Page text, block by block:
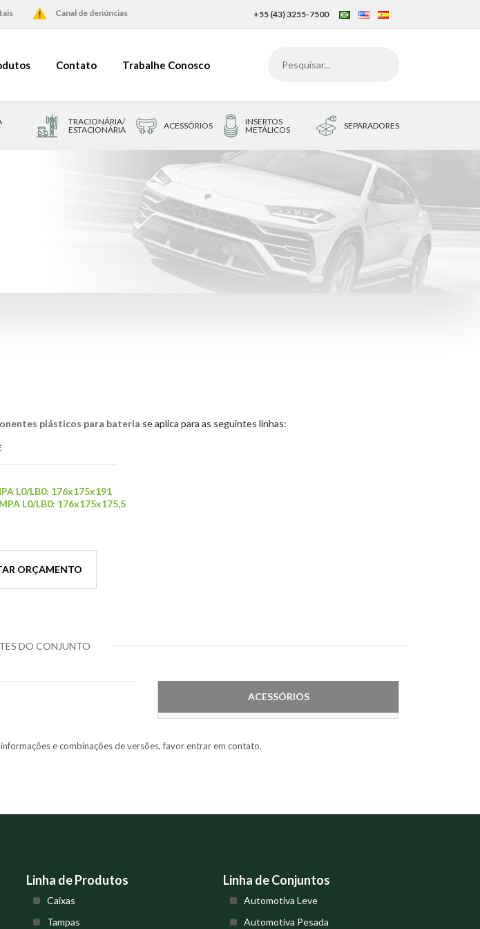
Canal de denúncias +55 (43) 3255-7500
Contato Trabalhe Conosco
TRACIONÁRIA/
ESTACIONÁRIA
ACESSÓRIOS
INSERTOS
METÁLICOS
SEPARADORES
plásticos para bateria se aplica para as seguintes linhas:
L0/LB0: 176x175x191
L0/LB0: 176x175x175,5
ORÇAMENTO
DO CONJUNTO
ACESSÓRIOS
e combinações de versões, favor entrar em contato.
Linha de Produtos
Caixas
Tampas
Linha de Conjuntos
Automotiva Leve
Automotiva Pesada